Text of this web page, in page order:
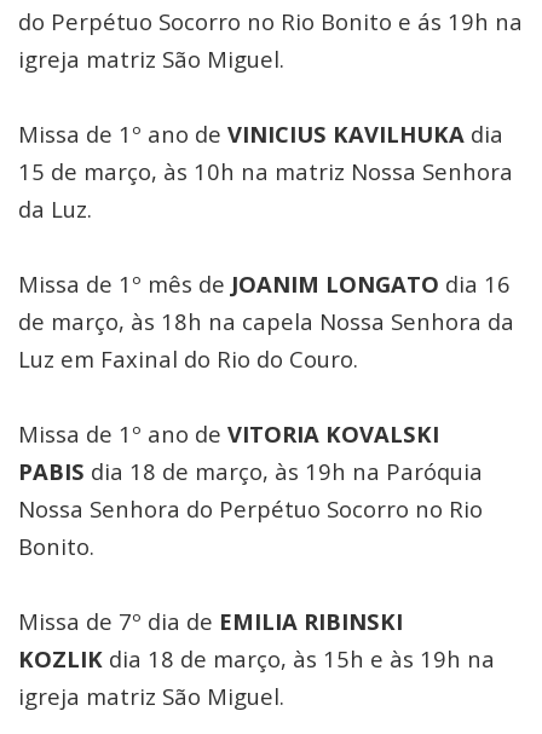
do Perpétuo Socorro no Rio Bonito e ás 19h na
igreja matriz São Miguel.
Missa de 1º ano de VINICIUS KAVILHUKA dia
15 de março, às 10h na matriz Nossa Senhora
da Luz.
Missa de 1º mês de JOANIM LONGATO dia 16
de março, às 18h na capela Nossa Senhora da
Luz em Faxinal do Rio do Couro.
Missa de 1º ano de VITORIA KOVALSKI
PABIS dia 18 de março, às 19h na Paróquia
Nossa Senhora do Perpétuo Socorro no Rio
Bonito.
Missa de 7º dia de EMILIA RIBINSKI
KOZLIK dia 18 de março, às 15h e às 19h na
igreja matriz São Miguel.